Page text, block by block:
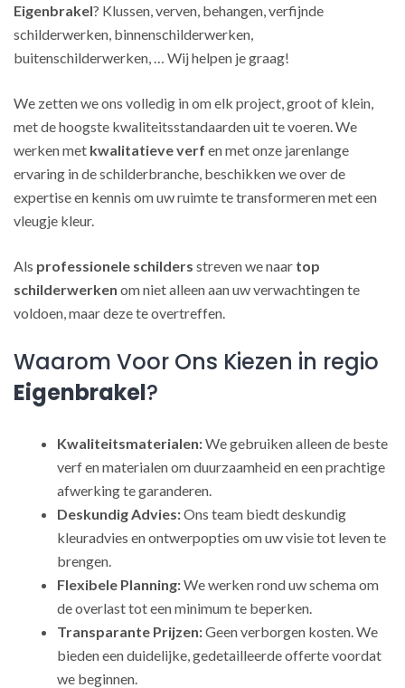
Eigenbrakel? Klussen, verven, behangen, verfijnde
schilderwerken, binnenschilderwerken,
buitenschilderwerken, … Wij helpen je graag!
We zetten we ons volledig in om elk project, groot of klein,
met de hoogste kwaliteitsstandaarden uit te voeren. We
werken met kwalitatieve verf en met onze jarenlange
ervaring in de schilderbranche, beschikken we over de
expertise en kennis om uw ruimte te transformeren met een
vleugje kleur.
Als professionele schilders streven we naar top
schilderwerken om niet alleen aan uw verwachtingen te
voldoen, maar deze te overtreffen.
Waarom Voor Ons Kiezen in regio
Eigenbrakel?
Kwaliteitsmaterialen:We gebruiken alleen de beste
verf en materialen om duurzaamheid en een prachtige
afwerking te garanderen.
Deskundig Advies:Ons team biedt deskundig
kleuradvies en ontwerpopties om uw visie tot leven te
brengen.
Flexibele Planning:We werken rond uw schema om
de overlast tot een minimum te beperken.
Transparante Prijzen:Geen verborgen kosten. We
bieden een duidelijke, gedetailleerde offerte voordat
we beginnen.